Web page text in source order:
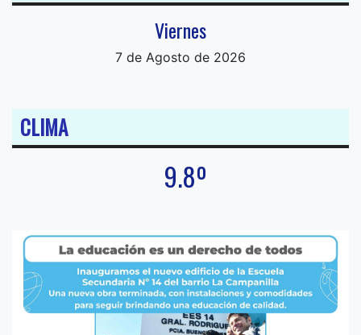
Viernes
7 de Agosto de 2026
CLIMA
9.8º